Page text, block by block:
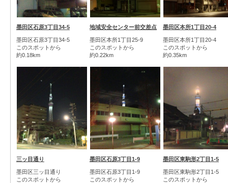
墨田区石原3丁目34-5
墨田区石原3丁目34-5
このスポットから
約0.18km
地域安全センター前交差点
墨田区本所1丁目25-9
このスポットから
約0.22km
墨田区本所1丁目20-4
墨田区本所1丁目20-4
このスポットから
約0.35km
三ッ目通り
墨田区三ッ目通り
このスポットから
墨田区石原3丁目1-9
墨田区石原3丁目1-9
このスポットから
墨田区東駒形2丁目1-5
墨田区東駒形2丁目1-5
このスポットから